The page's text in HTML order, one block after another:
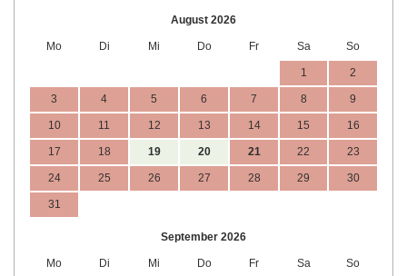
August 2026
Mo Di Mi Do Fr Sa So
1 2
3 4 5 6 7 8 9
10 11 12 13 14 15 16
17 18 19 20 21 22 23
24 25 26 27 28 29 30
31
September 2026
Mo Di Mi Do Fr Sa So